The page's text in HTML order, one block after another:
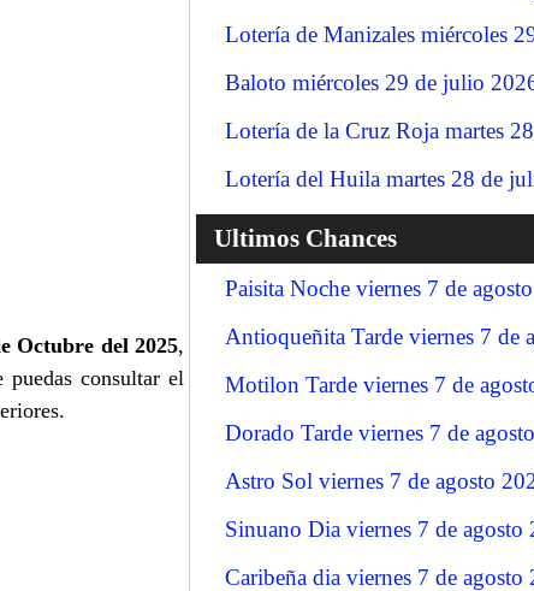
Octubre del 2025,
puedas consultar el
Lotería de Manizales miércoles
Baloto miércoles 29 de julio
Lotería de la Cruz Roja martes
Lotería del Huila martes 28 de
Ultimos Chances
Paisita Noche viernes 7 de
Antioqueñita Tarde viernes 7 de
Motilon Tarde viernes 7 de
Dorado Tarde viernes 7 de
Astro Sol viernes 7 de agosto
Sinuano Dia viernes 7 de agosto
Caribeña dia viernes 7 de agosto